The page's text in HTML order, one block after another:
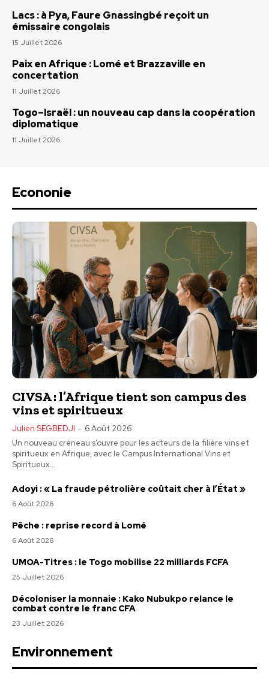
Lacs : à Pya, Faure Gnassingbé reçoit un
émissaire congolais
15 Juillet 2026
Paix en Afrique : Lomé et Brazzaville en
concertation
11 Juillet 2026
Togo–Israël : un nouveau cap dans la coopération
diplomatique
11 Juillet 2026
Econonie
CIVSA : l’Afrique tient son campus des
vins et spiritueux
Julien SEGBEDJI - 6 Août 2026
Un nouveau créneau s’ouvre pour les acteurs de la filière vins et
spiritueux en Afrique, avec le Campus International Vins et
Spiritueux...
Adoyi : « La fraude pétrolière coûtait cher à l’État »
6 Août 2026
Pêche : reprise record à Lomé
6 Août 2026
UMOA-Titres : le Togo mobilise 22 milliards FCFA
25 Juillet 2026
Décoloniser la monnaie : Kako Nubukpo relance le
combat contre le franc CFA
23 Juillet 2026
Environnement